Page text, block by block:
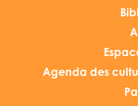
Agenda des